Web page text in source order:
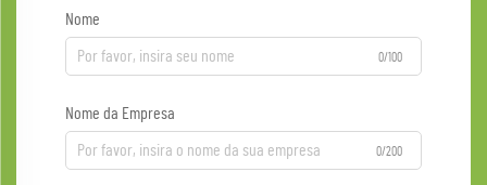
Nome
0/100
Nome da Empresa
0/200